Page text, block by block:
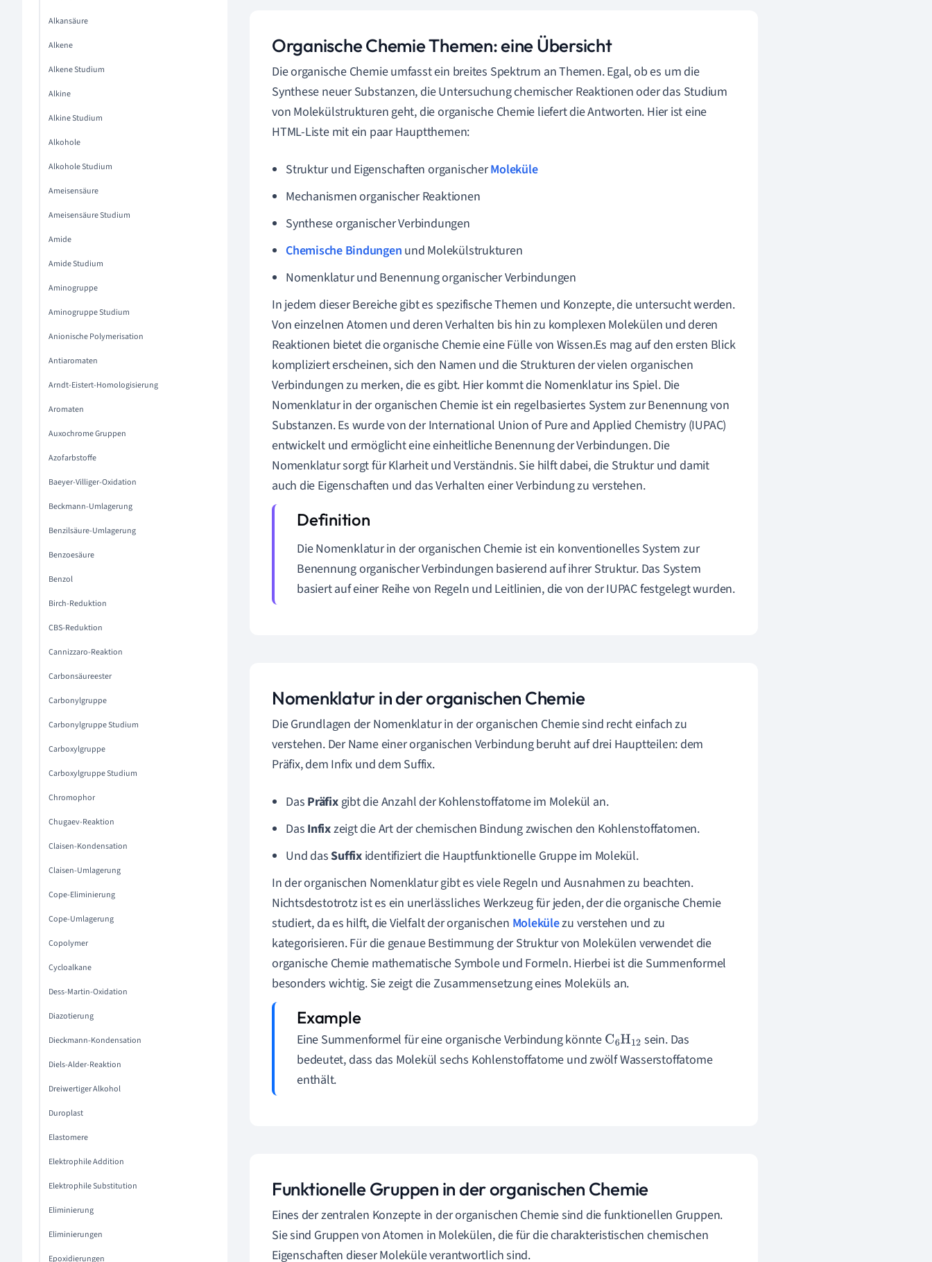
Alkansäure
Alkene
Alkene Studium
Alkine
Alkine Studium
Alkohole
Alkohole Studium
Ameisensäure
Ameisensäure Studium
Amide
Amide Studium
Aminogruppe
Aminogruppe Studium
Anionische Polymerisation
Antiaromaten
Arndt-Eistert-Homologisierung
Aromaten
Auxochrome Gruppen
Azofarbstoffe
Baeyer-Villiger-Oxidation
Beckmann-Umlagerung
Benzilsäure-Umlagerung
Benzoesäure
Benzol
Birch-Reduktion
CBS-Reduktion
Cannizzaro-Reaktion
Carbonsäureester
Carbonylgruppe
Carbonylgruppe Studium
Carboxylgruppe
Carboxylgruppe Studium
Chromophor
Chugaev-Reaktion
Claisen-Kondensation
Claisen-Umlagerung
Cope-Eliminierung
Cope-Umlagerung
Copolymer
Cycloalkane
Dess-Martin-Oxidation
Diazotierung
Dieckmann-Kondensation
Diels-Alder-Reaktion
Dreiwertiger Alkohol
Duroplast
Elastomere
Elektrophile Addition
Elektrophile Substitution
Eliminierung
Eliminierungen
Epoxidierungen
Organische Chemie Themen: eine Übersicht
Die organische Chemie umfasst ein breites Spektrum an Themen. Egal, ob es um die
Synthese neuer Substanzen, die Untersuchung chemischer Reaktionen oder das Studium
von Molekülstrukturen geht, die organische Chemie liefert die Antworten. Hier ist eine
HTML-Liste mit ein paar Hauptthemen:
Struktur und Eigenschaften organischerMoleküle
Mechanismen organischer Reaktionen
Synthese organischer Verbindungen
Chemische Bindungen und Molekülstrukturen
Nomenklatur und Benennung organischer Verbindungen
In jedem dieser Bereiche gibt es spezifische Themen und Konzepte, die untersucht werden.
Von einzelnen Atomen und deren Verhalten bis hin zu komplexen Molekülen und deren
Reaktionen bietet die organische Chemie eine Fülle von Wissen.Es mag auf den ersten Blick
kompliziert erscheinen, sich den Namen und die Strukturen der vielen organischen
Verbindungen zu merken, die es gibt. Hier kommt die Nomenklatur ins Spiel. Die
Nomenklatur in der organischen Chemie ist ein regelbasiertes System zur Benennung von
Substanzen. Es wurde von der International Union of Pure and Applied Chemistry (IUPAC)
entwickelt und ermöglicht eine einheitliche Benennung der Verbindungen. Die
Nomenklatur sorgt für Klarheit und Verständnis. Sie hilft dabei, die Struktur und damit
auch die Eigenschaften und das Verhalten einer Verbindung zu verstehen.
Die Nomenklatur in der organischen Chemie ist ein konventionelles System zur
Benennung organischer Verbindungen basierend auf ihrer Struktur. Das System
basiert auf einer Reihe von Regeln und Leitlinien, die von der IUPAC festgelegt wurden.
Nomenklatur in der organischen Chemie
Die Grundlagen der Nomenklatur in der organischen Chemie sind recht einfach zu
verstehen. Der Name einer organischen Verbindung beruht auf drei Hauptteilen: dem
Präfix, dem Infix und dem Suffix.
Das Präfixgibt die Anzahl der Kohlenstoffatome im Molekül an.
Das Infixzeigt die Art der chemischen Bindung zwischen den Kohlenstoffatomen.
Und dasSuffixidentifiziert die Hauptfunktionelle Gruppe im Molekül.
In der organischen Nomenklatur gibt es viele Regeln und Ausnahmen zu beachten.
Nichtsdestotrotz ist es ein unerlässliches Werkzeug für jeden, der die organische Chemie
studiert, da es hilft, die Vielfalt der organischen Molekülezu verstehen und zu
kategorisieren. Für die genaue Bestimmung der Struktur von Molekülen verwendet die
organische Chemie mathematische Symbole und Formeln. Hierbei ist die Summenformel
besonders wichtig. Sie zeigt die Zusammensetzung eines Moleküls an.
Eine Summenformel für eine organische Verbindung könnte C6H12 sein. Das
bedeutet, dass das Molekül sechs Kohlenstoffatome und zwölf Wasserstoffatome
enthält.
Funktionelle Gruppen in der organischen Chemie
Eines der zentralen Konzepte in der organischen Chemie sind die funktionellen Gruppen.
Sie sind Gruppen von Atomen in Molekülen, die für die charakteristischen chemischen
Eigenschaften dieser Moleküle verantwortlich sind.